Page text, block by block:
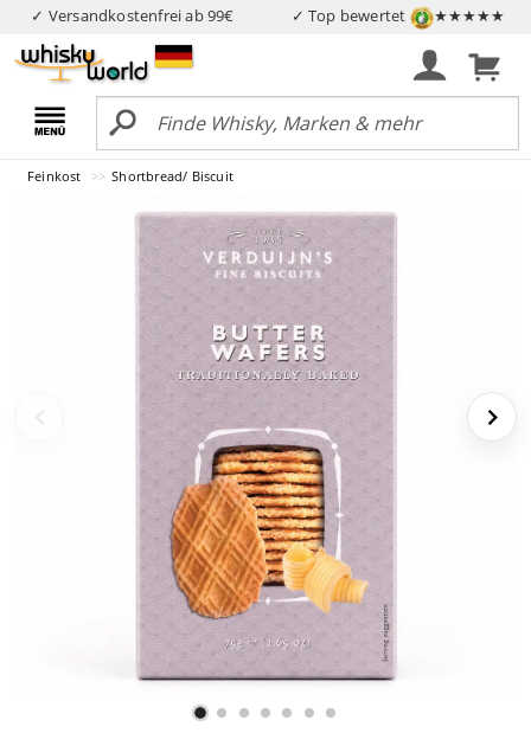
✓ Versandkostenfrei ab 99€ ✓ Top bewertet ★★★★★
Feinkost Shortbread/ Biscuit